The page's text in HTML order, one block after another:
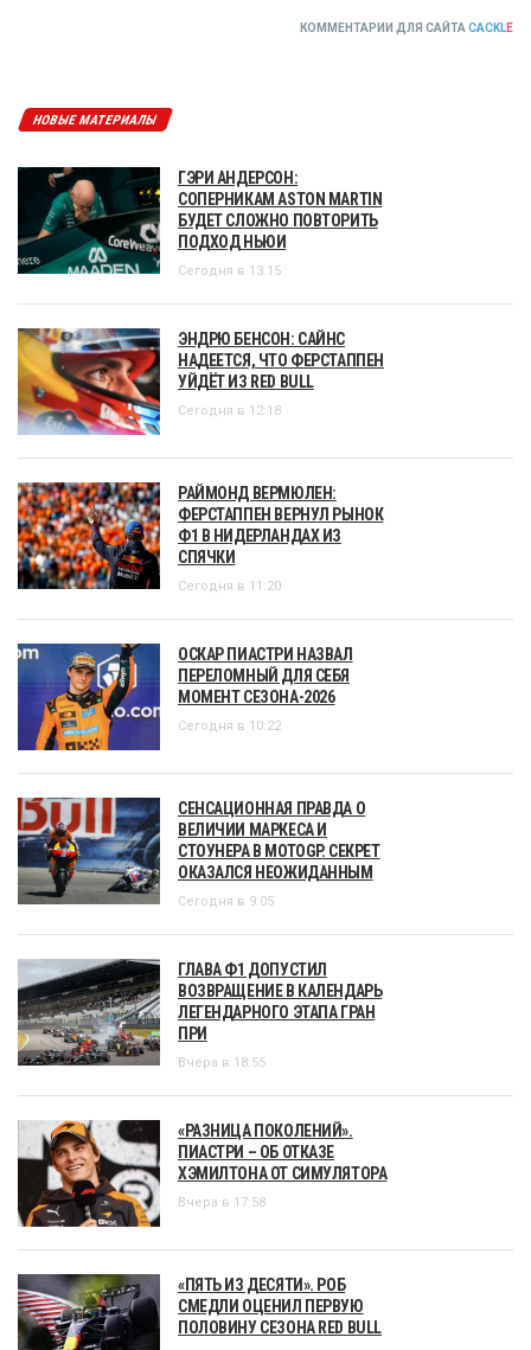
КОММЕНТАРИИ ДЛЯ САЙТА CACKLE
НОВЫЕ МАТЕРИАЛЫ
ГЭРИ АНДЕРСОН:
СОПЕРНИКАМ ASTON MARTIN
БУДЕТ СЛОЖНО ПОВТОРИТЬ
ПОДХОД НЬЮИ
Сегодня в 13:15
ЭНДРЮ БЕНСОН: САЙНС
НАДЕЕТСЯ, ЧТО ФЕРСТАППЕН
УЙДЁТ ИЗ RED BULL
Сегодня в 12:18
РАЙМОНД ВЕРМЮЛЕН:
ФЕРСТАППЕН ВЕРНУЛ РЫНОК
Ф1 В НИДЕРЛАНДАХ ИЗ
СПЯЧКИ
Сегодня в 11:20
ОСКАР ПИАСТРИ НАЗВАЛ
ПЕРЕЛОМНЫЙ ДЛЯ СЕБЯ
МОМЕНТ СЕЗОНА-2026
Сегодня в 10:22
СЕНСАЦИОННАЯ ПРАВДА О
ВЕЛИЧИИ МАРКЕСА И
СТОУНЕРА В MOTOGP. СЕКРЕТ
ОКАЗАЛСЯ НЕОЖИДАННЫМ
Сегодня в 9:05
ГЛАВА Ф1 ДОПУСТИЛ
ВОЗВРАЩЕНИЕ В КАЛЕНДАРЬ
ЛЕГЕНДАРНОГО ЭТАПА ГРАН
ПРИ
Вчера в 18:55
«РАЗНИЦА ПОКОЛЕНИЙ».
ПИАСТРИ – ОБ ОТКАЗЕ
ХЭМИЛТОНА ОТ СИМУЛЯТОРА
Вчера в 17:58
«ПЯТЬ ИЗ ДЕСЯТИ». РОБ
СМЕДЛИ ОЦЕНИЛ ПЕРВУЮ
ПОЛОВИНУ СЕЗОНА RED BULL